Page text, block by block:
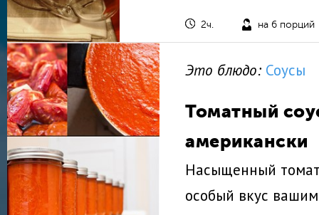
2ч. на 6 порций
Это блюдо: Соусы
Томатный
американски
Насыщенный
особый вкус